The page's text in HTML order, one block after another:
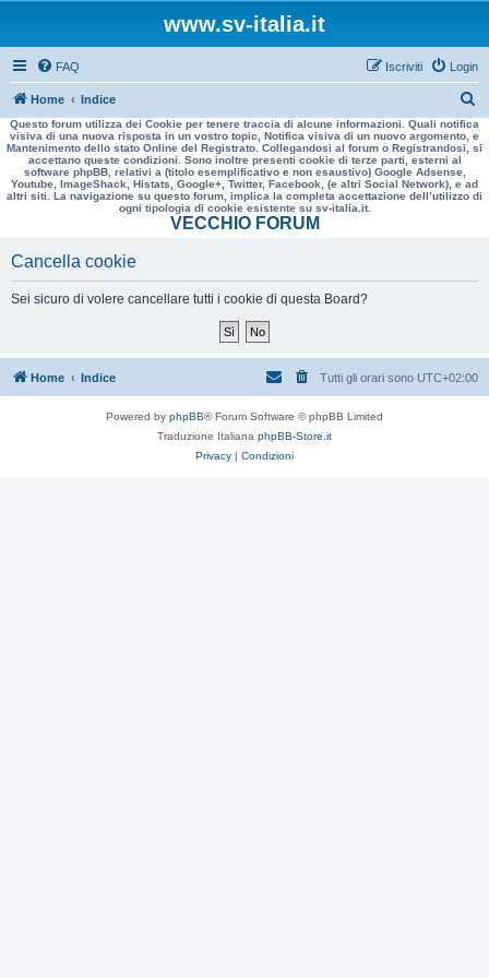
www.sv-italia.it
FAQ Login
Iscriviti
Home Indice
e
r
a
Questo forum utilizza dei Cookie per tenere traccia di alcune informazioni. Quali notifica
visiva di una nuova risposta in un vostro topic, Notifica visiva di un nuovo argomento, e
Mantenimento dello stato Online del Registrato. Collegandosi al forum o Registrandosi, si
accettano queste condizioni. Sono inoltre presenti cookie di terze parti, esterni al
software phpBB, relativi a (titolo esemplificativo e non esaustivo) Google Adsense,
Youtube, ImageShack, Histats, Google+, Twitter, Facebook, (e altri Social Network), e ad
altri siti. La navigazione su questo forum, implica la completa accettazione dell’utilizzo di
ogni tipologia di cookie esistente su sv-italia.it.
VECCHIO FORUM
Cancella cookie
Sei sicuro di volere cancellare tutti i cookie di questa Board?
Home Indice Tutti gli orari sono UTC+02:00
Powered by phpBB® Forum Software © phpBB Limited
Traduzione Italiana phpBB-Store.it
Privacy | Condizioni